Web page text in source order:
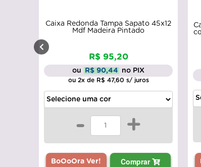
Caixa Redonda Tampa Sapato 45x12
Mdf Madeira Pintado
R$ 95,20
ou R$ 90,44 no PIX
ou 2x de R$ 47,60 s/ juros
- +
BoOoOra Ver! Comprar